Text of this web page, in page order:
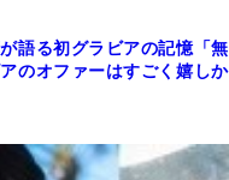
語る初グラビアの記憶「無
のオファーはすごく嬉しか